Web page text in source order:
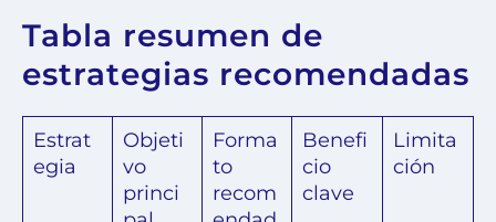
Tabla resumen de
estrategias recomendadas
Estrat
egia
Objeti
vo
princi
Forma
to
recom
Benefi
cio
clave
Limita
ción